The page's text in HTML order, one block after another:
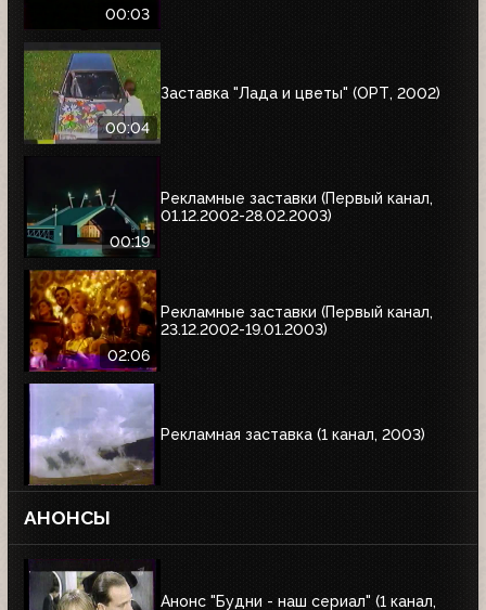
00:03
00:04
Заставка "Лада и цветы" (ОРТ, 2002)
00:19
Рекламные заставки (Первый канал,
01.12.2002-28.02.2003)
02:06
Рекламные заставки (Первый канал,
23.12.2002-19.01.2003)
Рекламная заставка (1 канал, 2003)
АНОНСЫ
Анонс "Будни - наш сериал" (1 канал,